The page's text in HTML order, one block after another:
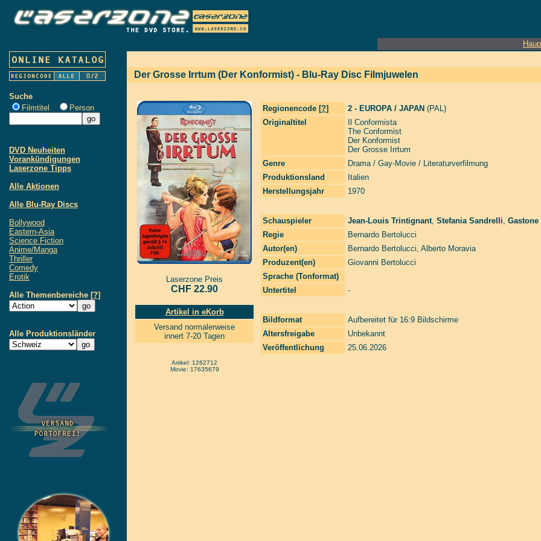
Suche
Filmtitel
Person
DVD Neuheiten
Vorankündigungen
Laserzone Tipps
Alle Aktionen
Alle Blu-Ray Discs
Bollywood
Eastern-Asia
Science Fiction
Anime/Manga
Thriller
Comedy
Erotik
Alle Themenbereiche [?]
Alle Produktionsländer
Der Grosse Irrtum (Der Konformist) - Blu-Ray Disc Filmjuwelen
Laserzone Preis
CHF 22.90
Artikel in eKorb
Versand normalerweise
innert 7-20 Tagen
Artikel: 1262712
Movie: 17635679
Regionencode [?] 2 - EUROPA / JAPAN (PAL)
Originaltitel
Il Conformista
The Conformist
Der Konformist
Der Grosse Irrtum
Genre
Drama / Gay-Movie / Literaturverfilmung
Produktionsland
Italien
Herstellungsjahr
1970
Schauspieler Jean-Louis Trintignant, Stefania Sandrelli,
Regie
Bernardo Bertolucci
Autor(en)
Bernardo Bertolucci, Alberto Moravia
Produzent(en)
Giovanni Bertolucci
Sprache (Tonformat)
Untertitel
-
Bildformat
Aufbereitet für 16:9 Bildschirme
Altersfreigabe
Unbekannt
Veröffentlichung
25.06.2026